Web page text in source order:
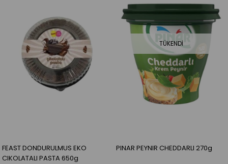
FEAST DONDURULMUS EKO
CIKOLATALI PASTA 650g
TÜKENDI
PINAR PEYNIR CHEDDARLI 270g